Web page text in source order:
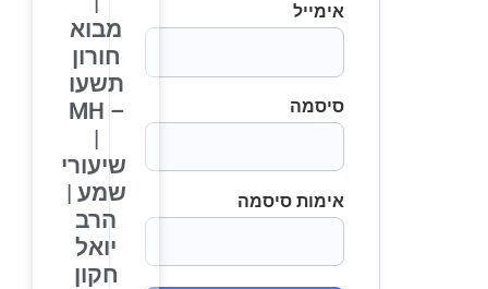
אימייל
סיסמה
אימות סיסמה
מבוא
חורון
תשעו
– MH
שיעורי
שמע |
הרב
יואל
חקון